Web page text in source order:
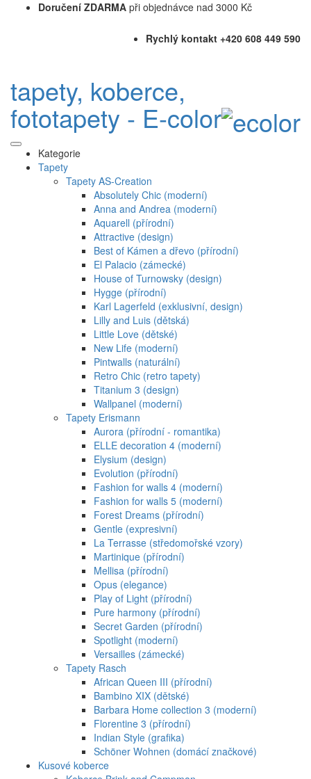
Doručení ZDARMA při objednávce nad 3000 Kč
Rychlý kontakt +420 608 449 590
tapety, koberce,
fototapety - E-color
Kategorie
Tapety
Tapety AS-Creation
Absolutely Chic (moderní)
Anna and Andrea (moderní)
Aquarell (přírodní)
Attractive (design)
Best of Kámen a dřevo (přírodní)
El Palacio (zámecké)
House of Turnowsky (design)
Hygge (přírodní)
Karl Lagerfeld (exklusivní, design)
Lilly and Luis (dětská)
Little Love (dětské)
New Life (moderní)
Pintwalls (naturální)
Retro Chic (retro tapety)
Titanium 3 (design)
Wallpanel (moderní)
Tapety Erismann
Aurora (přírodní - romantika)
ELLE decoration 4 (moderní)
Elysium (design)
Evolution (přírodní)
Fashion for walls 4 (moderní)
Fashion for walls 5 (moderní)
Forest Dreams (přírodní)
Gentle (expresivní)
La Terrasse (středomořské vzory)
Martinique (přírodní)
Mellisa (přírodní)
Opus (elegance)
Play of Light (přírodní)
Pure harmony (přírodní)
Secret Garden (přírodní)
Spotlight (moderní)
Versailles (zámecké)
Tapety Rasch
African Queen III (přírodní)
Bambino XIX (dětské)
Barbara Home collection 3 (moderní)
Florentine 3 (přírodní)
Indian Style (grafika)
Schöner Wohnen (domácí značkové)
Kusové koberce